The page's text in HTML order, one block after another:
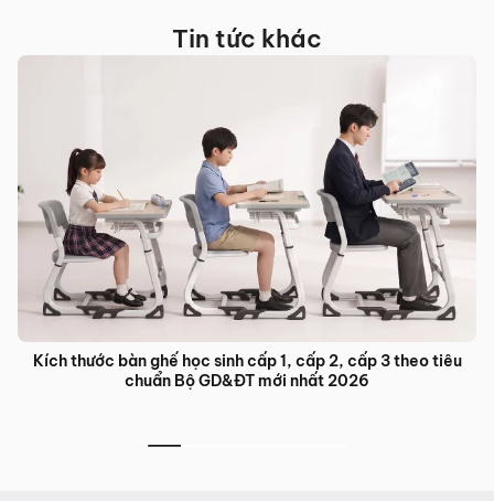
Tin tức khác
Kích thước bàn ghế học sinh cấp 1, cấp 2, cấp 3 theo tiêu
chuẩn Bộ GD&ĐT mới nhất 2026